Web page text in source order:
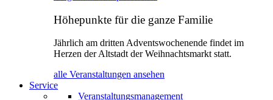
Höhepunkte für die ganze Familie
Jährlich am dritten Adventswochenende findet im
Herzen der Altstadt der Weihnachtsmarkt statt.
alle Veranstaltungen ansehen
Service
Veranstaltungsmanagement